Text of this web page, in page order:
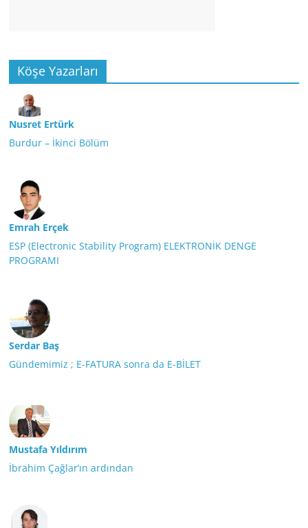
Köşe Yazarları
Nusret Ertürk
Burdur – İkinci Bölüm
Emrah Erçek
ESP (Electronic Stability Program) ELEKTRONİK DENGE
PROGRAMI
Serdar Baş
Gündemimiz ; E-FATURA sonra da E-BİLET
Mustafa Yıldırım
İbrahim Çağlar’ın ardından